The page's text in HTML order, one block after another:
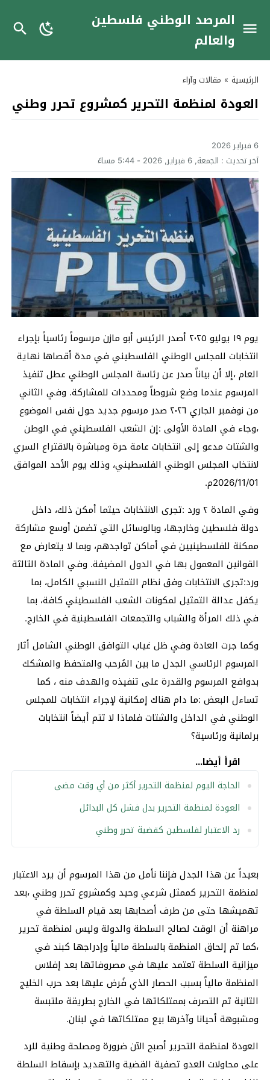
المرصد الوطني فلسطين
والعالم
الرئيسية » مقالات وآراء
العودة لمنظمة التحرير كمشروع تحرر وطني
6 فبراير 2026
آخر تحديث : الجمعة, 6 فبراير, 2026 - 5:44 مساءً
يوم ١٩ يوليو ٢٠٢٥ أصدر الرئيس أبو مازن مرسوماً رئاسياً بإجراء
انتخابات للمجلس الوطني الفلسطيني في مدة أقصاها نهاية
العام ،إلا أن بياناً صدر عن رئاسة المجلس الوطني عطل تنفيذ
المرسوم عندما وضع شروطاً ومحددات للمشاركة. وفي الثاني
من نوفمبر الجاري ٢٠٢٦ صدر مرسوم جديد حول نفس الموضوع
،وجاء في المادة الأولى :إن الشعب الفلسطيني في الوطن
والشتات مدعو إلى انتخابات عامة حرة ومباشرة بالاقتراع السري
لانتخاب المجلس الوطني الفلسطيني، وذلك يوم الأحد الموافق
2026/11/01م.
وفي المادة ٢ ورد :تجرى الانتخابات حيثما أمكن ذلك، داخل
دولة فلسطين وخارجها، وبالوسائل التي تضمن أوسع مشاركة
ممكنة للفلسطينيين في أماكن تواجدهم، وبما لا يتعارض مع
القوانين المعمول بها في الدول المضيفة. وفي المادة الثالثة
ورد:تجرى الانتخابات وفق نظام التمثيل النسبي الكامل، بما
يكفل عدالة التمثيل لمكونات الشعب الفلسطيني كافة، بما
في ذلك المرأة والشباب والتجمعات الفلسطينية في الخارج.
وكما جرت العادة وفي ظل غياب التوافق الوطني الشامل أثار
المرسوم الرئاسي الجدل ما بين المُرحب والمتحفظ والمشكك
بدوافع المرسوم والقدرة على تنفيذه والهدف منه ، كما
تساءل البعض :ما دام هناك إمكانية لإجراء انتخابات للمجلس
الوطني في الداخل والشتات فلماذا لا تتم أيضاً انتخابات
برلمانية ورئاسية؟
اقرأ أيضا...
الحاجة اليوم لمنظمة التحرير أكثر من أي وقت مضى
العودة لمنظمة التحرير بدل فشل كل البدائل
رد الاعتبار لفلسطين كقضية تحرر وطني
بعيداً عن هذا الجدل فإننا نأمل من هذا المرسوم أن يرد الاعتبار
لمنظمة التحرير كممثل شرعي وحيد وكمشروع تحرر وطني ،بعد
تهميشها حتى من طرف أصحابها بعد قيام السلطة في
مراهنة أن الوقت لصالح السلطة والدولة وليس لمنظمة تحرير
،كما تم إلحاق المنظمة بالسلطة مالياً وإدراجها كبند في
ميزانية السلطة تعتمد عليها في مصروفاتها بعد إفلاس
المنظمة مالياً بسبب الحصار الذي فُرض عليها بعد حرب الخليج
الثانية ثم التصرف بممتلكاتها في الخارج بطريقة ملتبسة
ومشبوهة أحيانا وآخرها بيع ممتلكاتها في لبنان.
العودة لمنظمة التحرير أصبح الآن ضرورة ومصلحة وطنية للرد
على محاولات العدو تصفية القضية والتهديد بإسقاط السلطة